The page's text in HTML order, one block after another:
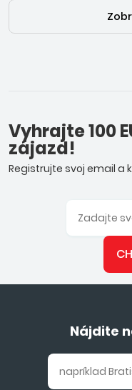
Vyhrajte 100
zájazd!
Registrujte svoj email a
Nájdite